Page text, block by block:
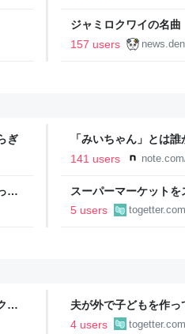
ジャミロクワイの名
公式日本語字幕付き
りとなる日本公演を記
157 users
ぎ
「みいちゃん」とは
141 users
て
スーパーマーケット
であるべき」「海外で
5 users togetter.com
ド
夫が外で子どもを作
金を包んで頭を下げ
4 users togetter.com